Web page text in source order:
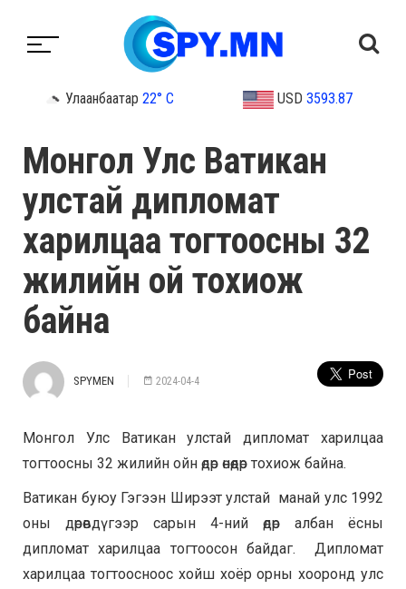
Улаанбаатар 22° C USD 3593.87
Монгол Улс Ватикан
улстай дипломат
харилцаа тогтоосны 32
жилийн ой тохиож
байна
SPYMEN 2024-04-4
Монгол Улс Ватикан улстай дипломат харилцаа
тогтоосны 32 жилийн ойн өдөр өнөөдөр тохиож байна.
Ватикан буюу Гэгээн Ширээт улстай манай улс 1992
оны дөрөвдүгээр сарын 4-ний өдөр албан ёсны
дипломат харилцаа тогтоосон байдаг. Дипломат
харилцаа тогтоосноос хойш хоёр орны хооронд улс